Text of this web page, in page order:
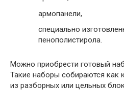
армопанели,
специально
пенополистирола.
Можно приобрести готовый
Такие наборы собираются как
из разборных или цельных